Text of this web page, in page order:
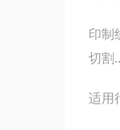
印制
切割
适用